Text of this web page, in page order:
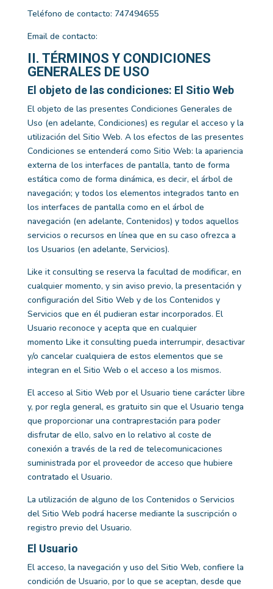
Teléfono de contacto: 747494655
Email de contacto:
II. TÉRMINOS Y CONDICIONES
GENERALES DE USO
El objeto de las condiciones: El Sitio Web
El objeto de las presentes Condiciones Generales de
Uso (en adelante, Condiciones) es regular el acceso y la
utilización del Sitio Web. A los efectos de las presentes
Condiciones se entenderá como Sitio Web: la apariencia
externa de los interfaces de pantalla, tanto de forma
estática como de forma dinámica, es decir, el árbol de
navegación; y todos los elementos integrados tanto en
los interfaces de pantalla como en el árbol de
navegación (en adelante, Contenidos) y todos aquellos
servicios o recursos en línea que en su caso ofrezca a
los Usuarios (en adelante, Servicios).
Like it consulting se reserva la facultad de modificar, en
cualquier momento, y sin aviso previo, la presentación y
configuración del Sitio Web y de los Contenidos y
Servicios que en él pudieran estar incorporados. El
Usuario reconoce y acepta que en cualquier
momento Like it consulting pueda interrumpir, desactivar
y/o cancelar cualquiera de estos elementos que se
integran en el Sitio Web o el acceso a los mismos.
El acceso al Sitio Web por el Usuario tiene carácter libre
y, por regla general, es gratuito sin que el Usuario tenga
que proporcionar una contraprestación para poder
disfrutar de ello, salvo en lo relativo al coste de
conexión a través de la red de telecomunicaciones
suministrada por el proveedor de acceso que hubiere
contratado el Usuario.
La utilización de alguno de los Contenidos o Servicios
del Sitio Web podrá hacerse mediante la suscripción o
registro previo del Usuario.
El Usuario
El acceso, la navegación y uso del Sitio Web, confiere la
condición de Usuario, por lo que se aceptan, desde que